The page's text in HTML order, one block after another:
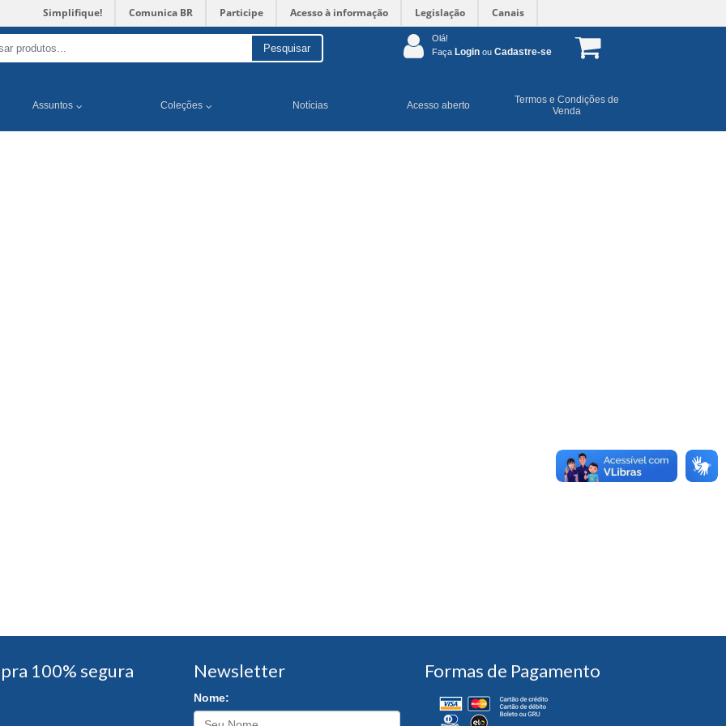
Simplifique! Comunica BR Participe Acesso à informação Legislação Canais
Pesquisar
Olá!
Faça Login ou Cadastre-se
Assuntos Coleções Notícias Acesso aberto
Termos e Condições de
Venda
100% segura Newsletter
Nome:
Formas de Pagamento